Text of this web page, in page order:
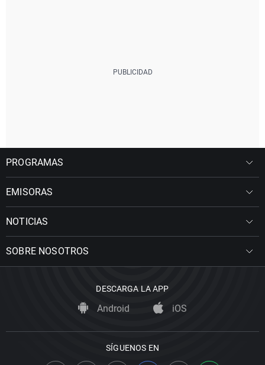
PROGRAMAS
EMISORAS
NOTICIAS
SOBRE NOSOTROS
DESCARGA LA APP
Android iOS
SÍGUENOS EN